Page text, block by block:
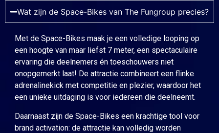
Wat zijn de Space-Bikes van The Fungroup precies?
Met de Space-Bikes maak je een volledige looping op
een hoogte van maar liefst 7 meter, een spectaculaire
ervaring die deelnemers én toeschouwers niet
onopgemerkt laat! De attractie combineert een flinke
adrenalinekick met competitie en plezier, waardoor het
een unieke uitdaging is voor iedereen die deelneemt.
Daarnaast zijn de Space-Bikes een krachtige tool voor
brand activation: de attractie kan volledig worden